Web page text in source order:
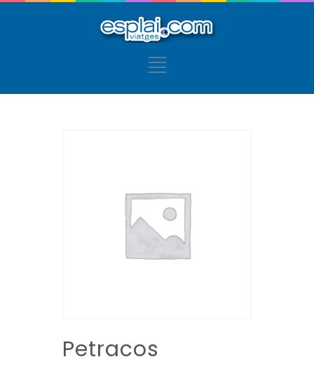
Petracos